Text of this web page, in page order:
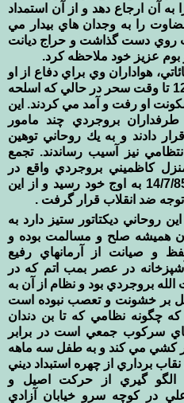
آن ارجاع دهد و از آن استمداد
را به وجدان هاي بيدار مي
روي دست گذاشت و حراج ديانت
بوم عزيز خود ملاحظه كرد.
هواداران وي براي دفاع از او
تهييج شدند و در نيمه شب 12/7/85 تا وقت سحر در حالي كه اسلحه
او رفت و آمد مي كردند. اين
بروجردي چند مامور
دادند و به يك روحاني توهين
نيز آسيب رساندند. تجمع
كاظميني بروجردي واقع در
خيابان اوستا در روزهاي 13 و 14/7/85 به اوج خود رسيد و از اين
ضد انقلاب قرار گرفت .
روحاني ديكتاتور ستيز دارد به
هميشه صلح و مسالمت بوده و
و صيانت از آرمانهاي رفيع
در عصر بمب اتم كه در
بروجردي بود و نظام از آن به
بر خشونت و تعصب نبوده است
چگونه نظامي كه تا بن دندان
سركوب جمعي است در برابر
كشي مي كند و به طفل سه ماهه
برداري از چهره استبداد ديني
الگو گيري از حركت اصيل و
در كوچه سرو خيابان آزادي